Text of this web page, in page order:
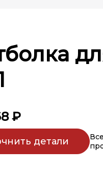
₽
детали